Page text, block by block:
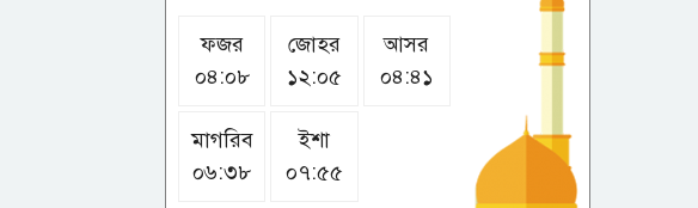
নাগরিকত্ব নিলেন ইরানের দুই
ফজর
০৪:০৮
জোহর
১২:০৫
আসর
০৪:৪১
মাগরিব
০৬:৩৮
ইশা
০৭:৫৫